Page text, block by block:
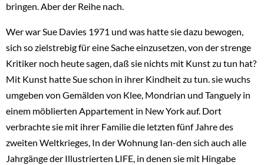
bringen. Aber der Reihe nach.
Wer war Sue Davies 1971 und was hatte sie dazu bewogen,
sich so zielstrebig für eine Sache einzusetzen, von der strenge
Kritiker noch heute sagen, daß sie nichts mit Kunst zu tun hat?
Mit Kunst hatte Sue schon in ihrer Kindheit zu tun. sie wuchs
umgeben von Gemälden von Klee, Mondrian und Tanguely in
einem möblierten Appartement in New York auf. Dort
verbrachte sie mit ihrer Familie die letzten fünf Jahre des
zweiten Weltkrieges, In der Wohnung Ian-den sich auch alle
Jahrgänge der Illustrierten LIFE, in denen sie mit Hingabe